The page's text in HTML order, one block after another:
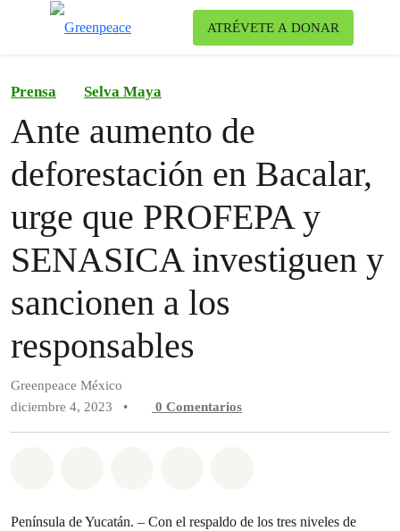
ATRÉVETE A DONAR
Prensa Selva Maya
Ante aumento de
deforestación en Bacalar,
urge que PROFEPA y
SENASICA investiguen y
sancionen a los
responsables
Greenpeace México
diciembre 4, 2023
• 0 Comentarios
Península de Yucatán. – Con el respaldo de los tres niveles de